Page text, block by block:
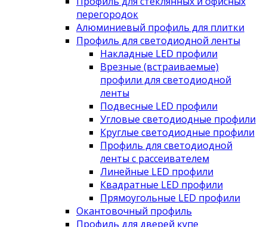
перегородок
Алюминиевый профиль для плитки
Профиль для светодиодной ленты
Накладные LED профили
Врезные (встраиваемые)
профили для светодиодной
ленты
Подвесные LED профили
Угловые светодиодные профили
Круглые светодиодные профили
Профиль для светодиодной
ленты с рассеивателем
Линейные LED профили
Квадратные LED профили
Прямоугольные LED профили
Окантовочный профиль
Профиль для дверей купе